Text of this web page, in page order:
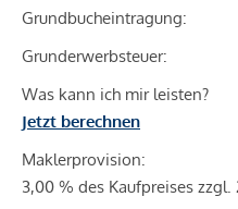
Grundbucheintragung:
Grunderwerbsteuer:
Was kann ich mir leisten?
Jetzt berechnen
Maklerprovision:
3,00 % des Kaufpreises zzgl.